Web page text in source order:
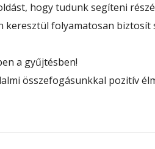
hogy tudunk segíteni
folyamatosan biztosít
a gyűjtésben!
összefogásunkkal pozitív